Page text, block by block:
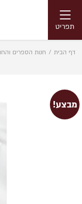
Toggle
navigationתפריט
דף הבית / חנות הספרים
מבצע!